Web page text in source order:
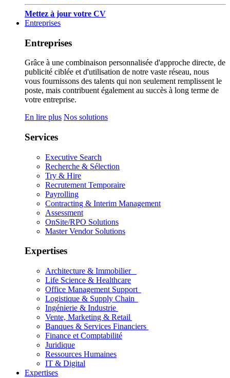
Mettez à jour votre CV
Entreprises
Entreprises
Grâce à une combinaison personnalisée d'approche directe, de
publicité ciblée et d'utilisation de notre vaste réseau, nous
vous fournissons des talents qui non seulement remplissent le
poste, mais contribuent également au succès à long terme de
votre entreprise.
En lire plus Nos solutions
Services
Executive Search
Recherche & Sélection
Try & Hire
Recrutement Temporaire
Payrolling
Contracting & Interim Management
Assessment
OnSite/RPO Solutions
Master Vendor Solutions
Expertises
Architecture & Immobilier
Life Science & Healthcare
Office Management Support
Logistique & Supply Chain
Ingénierie & Industrie
Vente, Marketing & Retail
Banques & Services Financiers
Finance et Comptabilité
Juridique
Ressources Humaines
IT & Digital
Expertises